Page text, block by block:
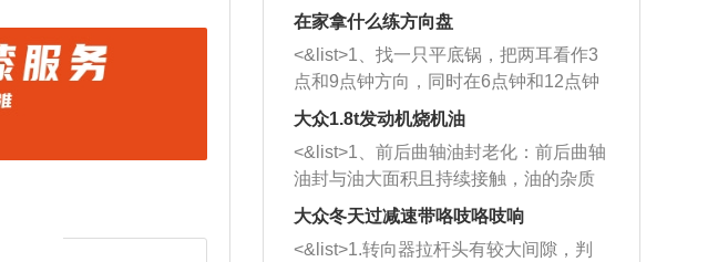
者是细棍，直接将杂物给取出来，如果
堵塞情况比较严重，也可以采取应急措
施。 <&list>2、直接利用木棍将所有的
杂物推到排气管里面的位置处，然后将
三元催化器拆解开，就可以将堵塞的东
西取出来。但如果是因为积碳过多引起
的堵塞，就需要将三元催化器泡在草酸
洗剂对堵塞的情况得到解决，将清洗剂
放在燃油箱中，与燃油混合后，车辆启
在家拿什么练方向盘
<&list>1、找一只平底锅，把两耳看作3
点和9点钟方向，同时在6点钟和12点钟
方向做一个标记。 <&list>2、双手握住
一圈半的练习，往右同样也要打相同的
圈数。 <&list>3、最后强调要反复练
习，这样就可以形成肌肉记忆，在真实
驾驶车辆时，不需要记忆也能打好方
大众1.8t发动机烧机油
<&list>1、前后曲轴油封老化：前后曲轴
油封与油大面积且持续接触，油的杂质
和发动机内持续温度变化使其密封效果
逐渐减弱，导致渗油或漏油。<&list>2、
活塞间隙过大：积碳会使活塞环与缸体
大众冬天过减速带咯吱咯吱响
<&list>1.转向器拉杆头有较大间隙，判